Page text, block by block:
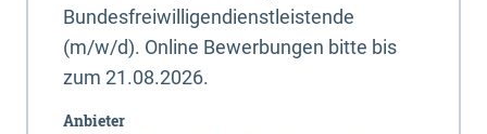
Bundesfreiwilligendienstleistende
(m/w/d). Online Bewerbungen bitte bis
zum 21.08.2026.
Anbieter